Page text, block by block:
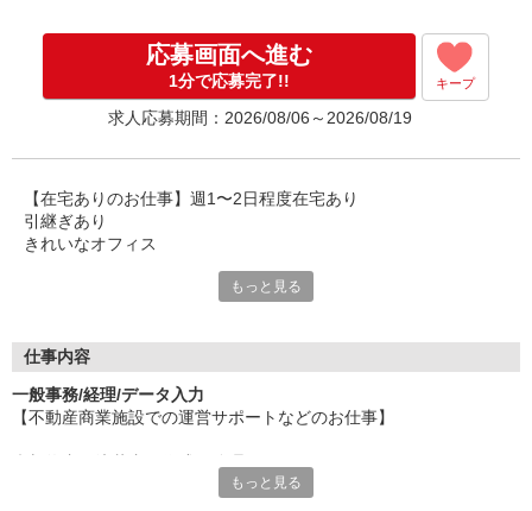
応募画面へ進む
1分で応募完了!! キープ
求人応募期間：2026/08/06～2026/08/19
【在宅ありのお仕事】週1〜2日程度在宅あり
引継ぎあり
きれいなオフィス
≪正社員や契約社員が目指せる紹介予定派遣！≫
正社員や契約社員などの直接雇用を前提に、
派遣社員として、職場での勤務を実際に
経験していただくので、入社後のミスマッチを
大手企業や未経験OKなど様々お仕事をご用意！
もっと見る
仕事内容
一般事務/経理/データ入力
【不動産商業施設での運営サポートなどのお仕事】
◆請求関連業務、経費精算、支払依頼
もっと見る